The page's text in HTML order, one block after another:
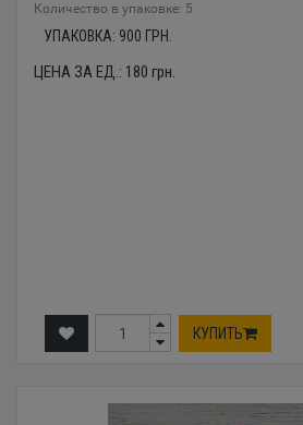
Количество в упаковке: 5
УПАКОВКА: 900 ГРН.
ЦЕНА ЗА ЕД.: 180 грн.
КУПИТЬ